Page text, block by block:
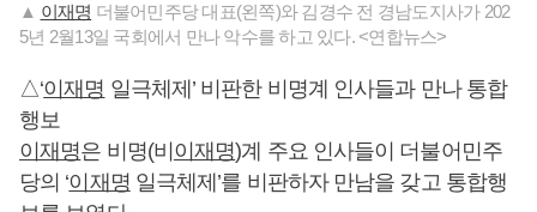
▲ 이재명 더불어민주당 대표(왼쪽)와 김경수 전 경남도지사가 202
5년 2월13일 국회에서 만나 악수를 하고 있다. <연합뉴스>
△‘이재명 일극체제’ 비판한 비명계 인사들과 만나 통합
행보
이재명은 비명(비 이재명)계 주요 인사들이 더불어민주
당의 ‘이재명 일극체제’를 비판하자 만남을 갖고 통합행